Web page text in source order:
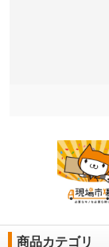
商品カテゴリ